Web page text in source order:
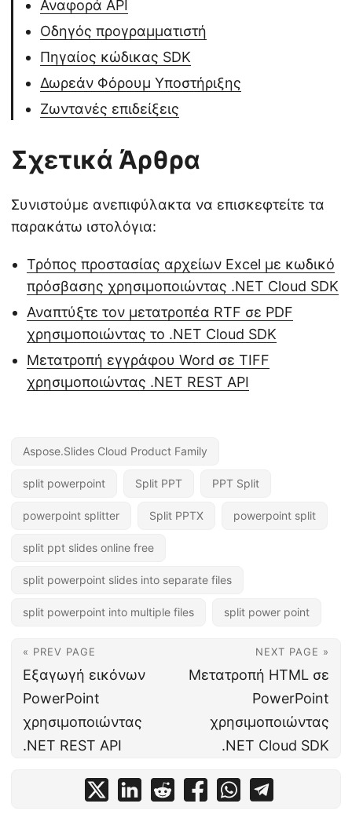
Αναφορά API
Οδηγός προγραμματιστή
Πηγαίος κώδικας SDK
Δωρεάν Φόρουμ Υποστήριξης
Ζωντανές επιδείξεις
Σχετικά Άρθρα
Συνιστούμε ανεπιφύλακτα να επισκεφτείτε τα
παρακάτω ιστολόγια:
Τρόπος προστασίας αρχείων Excel με κωδικό
πρόσβασης χρησιμοποιώντας .NET Cloud SDK
Αναπτύξτε τον μετατροπέα RTF σε PDF
χρησιμοποιώντας το .NET Cloud SDK
Μετατροπή εγγράφου Word σε TIFF
χρησιμοποιώντας .NET REST API
Aspose.Slides Cloud Product Family
split powerpoint Split PPT PPT Split
powerpoint splitter Split PPTX powerpoint split
split ppt slides online free
split powerpoint slides into separate files
split powerpoint into multiple files split power point
« PREV PAGE
Εξαγωγή εικόνων
PowerPoint
χρησιμοποιώντας
.NET REST API
NEXT PAGE »
Μετατροπή HTML σε
PowerPoint
χρησιμοποιώντας
.NET Cloud SDK